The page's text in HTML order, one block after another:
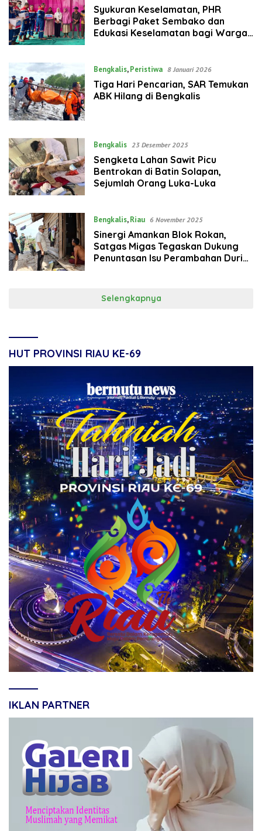
Syukuran Keselamatan, PHR
Berbagi Paket Sembako dan
Edukasi Keselamatan bagi Warga
Bengkalis,Peristiwa 8 Januari 2026
Tiga Hari Pencarian, SAR Temukan
ABK Hilang di Bengkalis
Bengkalis 23 Desember 2025
‎Sengketa Lahan Sawit Picu
Bentrokan di Batin Solapan,
Sejumlah Orang Luka-Luka
Bengkalis,Riau 6 November 2025
‎Sinergi Amankan Blok Rokan,
Satgas Migas Tegaskan Dukung
Penuntasan Isu Perambahan Duri
Selengkapnya
HUT PROVINSI RIAU KE-69
IKLAN PARTNER